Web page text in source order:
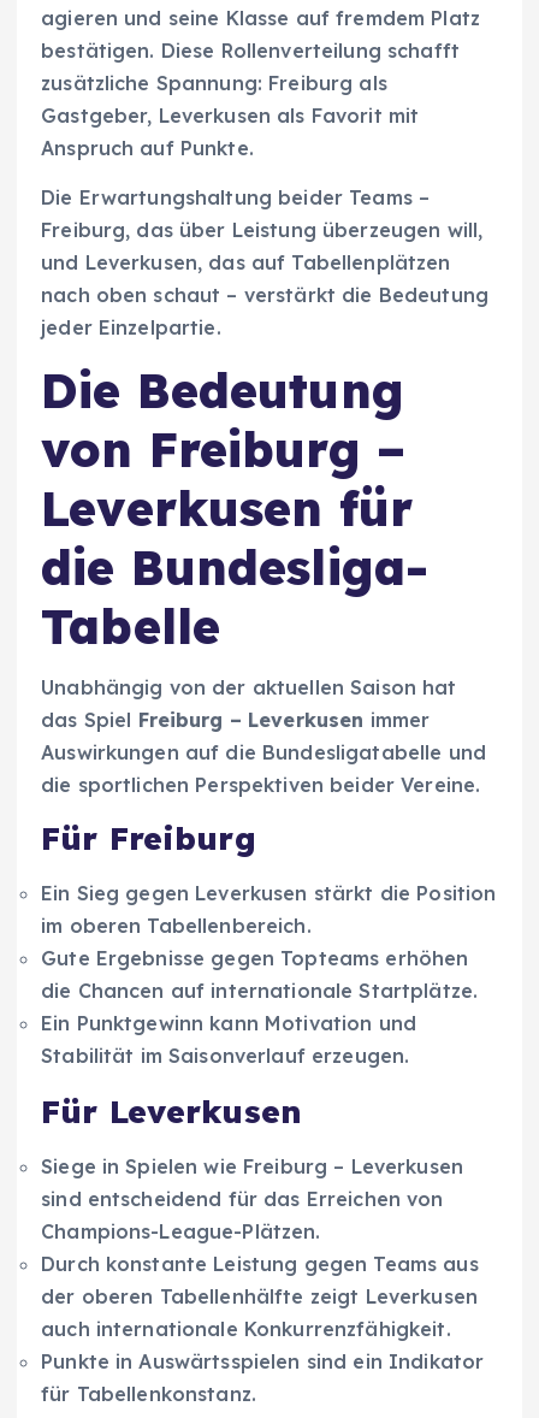
agieren und seine Klasse auf fremdem Platz
bestätigen. Diese Rollenverteilung schafft
zusätzliche Spannung: Freiburg als
Gastgeber, Leverkusen als Favorit mit
Anspruch auf Punkte.
Die Erwartungshaltung beider Teams –
Freiburg, das über Leistung überzeugen will,
und Leverkusen, das auf Tabellenplätzen
nach oben schaut – verstärkt die Bedeutung
jeder Einzelpartie.
Die Bedeutung
von Freiburg –
Leverkusen für
die Bundesliga-
Tabelle
Unabhängig von der aktuellen Saison hat
das Spiel Freiburg – Leverkusen immer
Auswirkungen auf die Bundesligatabelle und
die sportlichen Perspektiven beider Vereine.
Für Freiburg
Ein Sieg gegen Leverkusen stärkt die Position
im oberen Tabellenbereich.
Gute Ergebnisse gegen Topteams erhöhen
die Chancen auf internationale Startplätze.
Ein Punktgewinn kann Motivation und
Stabilität im Saisonverlauf erzeugen.
Für Leverkusen
Siege in Spielen wie Freiburg – Leverkusen
sind entscheidend für das Erreichen von
Champions-League-Plätzen.
Durch konstante Leistung gegen Teams aus
der oberen Tabellenhälfte zeigt Leverkusen
auch internationale Konkurrenzfähigkeit.
Punkte in Auswärtsspielen sind ein Indikator
für Tabellenkonstanz.